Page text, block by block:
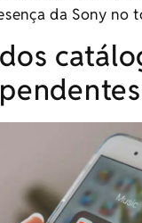
da Sony no